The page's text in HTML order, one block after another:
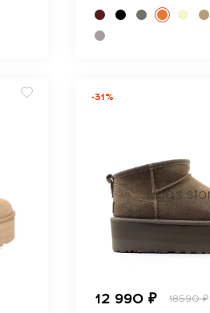
-31%
12 990 ₽ 18590 ₽